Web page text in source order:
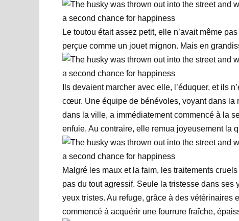
Le toutou était assez petit, elle n’avait même
perçue comme un jouet mignon. Mais en
Ils devaient marcher avec elle, l’éduquer, et ils
cœur. Une équipe de bénévoles, voyant dans la
dans la ville, a immédiatement commencé à la
enfuie. Au contraire, elle remua joyeusement la
Malgré les maux et la faim, les traitements
pas du tout agressif. Seule la tristesse dans ses
yeux tristes. Au refuge, grâce à des vétérinaires
commencé à acquérir une fourrure fraîche,